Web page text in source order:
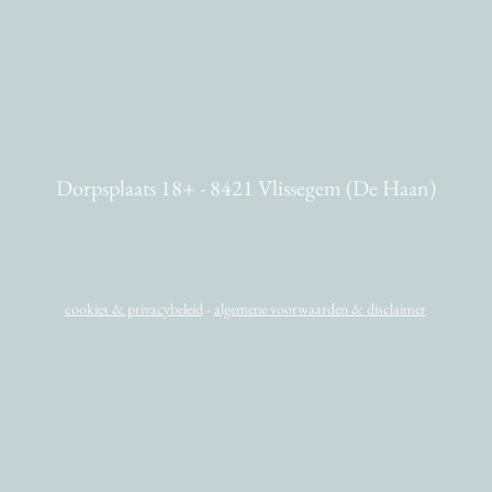
Dorpsplaats 18+ - 8421 Vlissegem (De Haan)
cookies & privacybeleid - algemene voorwaarden & disclaimer